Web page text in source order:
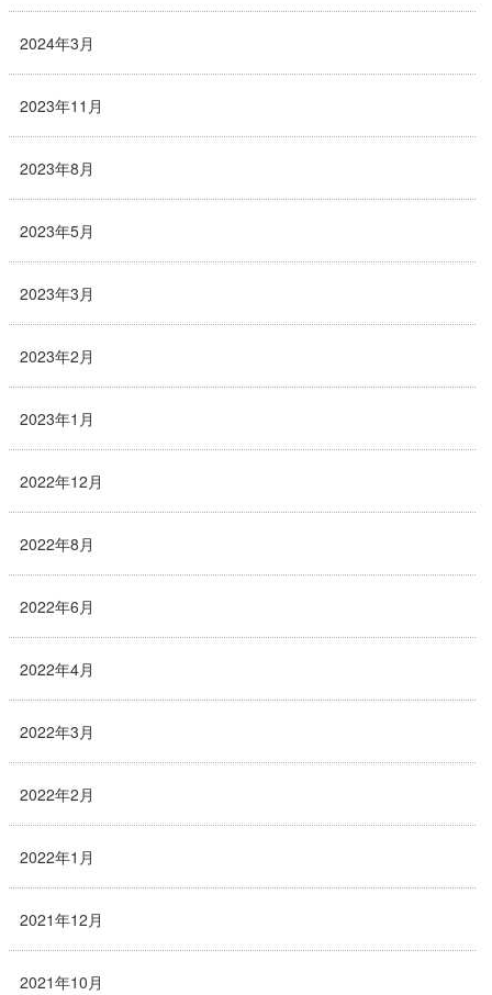
2024年3月
2023年11月
2023年8月
2023年5月
2023年3月
2023年2月
2023年1月
2022年12月
2022年8月
2022年6月
2022年4月
2022年3月
2022年2月
2022年1月
2021年12月
2021年10月